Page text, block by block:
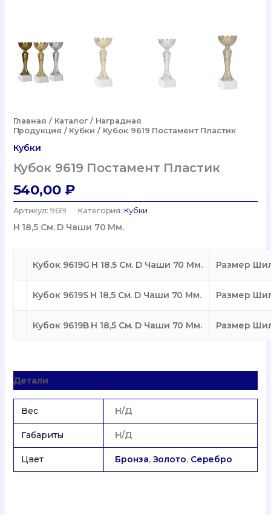
Главная / Каталог/ Наградная
Продукция / Кубки / Кубок 9619 Постамент Пластик
Кубки
Кубок 9619 Постамент Пластик
540,00 ₽
Артикул: 9619 Категория: Кубки
H 18,5 См. D Чаши 70 Мм.
Кубок 9619G H 18,5 См. D Чаши 70 Мм. Размер
Кубок 9619S H 18,5 См. D Чаши 70 Мм. Размер
Кубок 9619B H 18,5 См. D Чаши 70 Мм. Размер
Детали
Вес Н/Д
Габариты Н/Д
Цвет Бронза, Золото, Серебро